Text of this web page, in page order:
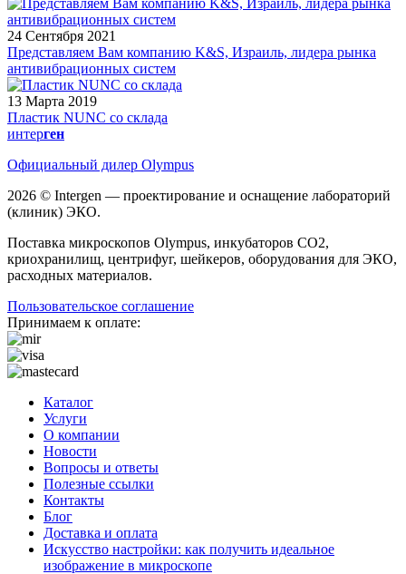
24 Сентября 2021
Представляем Вам компанию K&S, Израиль, лидера рынка
антивибрационных систем
13 Марта 2019
Пластик NUNC со склада
интерген
Официальный дилер Olympus
2026 © Intergen — проектирование и оснащение лабораторий
(клиник) ЭКО.
Поставка микроскопов Olympus, инкубаторов CO2,
криохранилищ, центрифуг, шейкеров, оборудования для ЭКО,
расходных материалов.
Пользовательское соглашение
Принимаем к оплате:
Каталог
Услуги
О компании
Новости
Вопросы и ответы
Полезные ссылки
Контакты
Блог
Доставка и оплата
Искусство настройки: как получить идеальное
изображение в микроскопе